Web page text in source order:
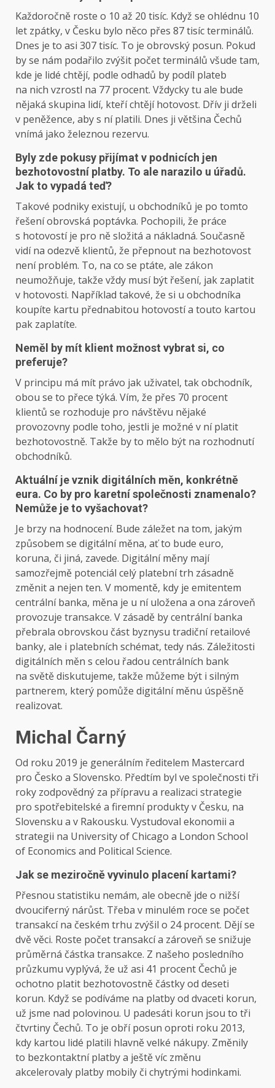
Každoročně roste o 10 až 20 tisíc. Když se ohlédnu 10
let zpátky, v Česku bylo něco přes 87 tisíc terminálů.
Dnes je to asi 307 tisíc. To je obrovský posun. Pokud
by se nám podařilo zvýšit počet terminálů všude tam,
kde je lidé chtějí, podle odhadů by podíl plateb
na nich vzrostl na 77 procent. Vždycky tu ale bude
nějaká skupina lidí, kteří chtějí hotovost. Dřív ji drželi
v peněžence, aby s ní platili. Dnes ji většina Čechů
vnímá jako železnou rezervu.
Byly zde pokusy přijímat v podnicích jen
bezhotovostní platby. To ale narazilo u úřadů.
Jak to vypadá teď?
Takové podniky existují, u obchodníků je po tomto
řešení obrovská poptávka. Pochopili, že práce
s hotovostí je pro ně složitá a nákladná. Současně
vidí na odezvě klientů, že přepnout na bezhotovost
není problém. To, na co se ptáte, ale zákon
neumožňuje, takže vždy musí být řešení, jak zaplatit
v hotovosti. Například takové, že si u obchodníka
koupíte kartu přednabitou hotovostí a touto kartou
pak zaplatíte.
Neměl by mít klient možnost vybrat si, co
preferuje?
V principu má mít právo jak uživatel, tak obchodník,
obou se to přece týká. Vím, že přes 70 procent
klientů se rozhoduje pro návštěvu nějaké
provozovny podle toho, jestli je možné v ní platit
bezhotovostně. Takže by to mělo být na rozhodnutí
obchodníků.
Aktuální je vznik digitálních měn, konkrétně
eura. Co by pro karetní společnosti znamenalo?
Nemůže je to vyšachovat?
Je brzy na hodnocení. Bude záležet na tom, jakým
způsobem se digitální měna, ať to bude euro,
koruna, či jiná, zavede. Digitální měny mají
samozřejmě potenciál celý platební trh zásadně
změnit a nejen ten. V momentě, kdy je emitentem
centrální banka, měna je u ní uložena a ona zároveň
provozuje transakce. V zásadě by centrální banka
přebrala obrovskou část byznysu tradiční retailové
banky, ale i platebních schémat, tedy nás. Záležitosti
digitálních měn s celou řadou centrálních bank
na světě diskutujeme, takže můžeme být i silným
partnerem, který pomůže digitální měnu úspěšně
realizovat.
Michal Čarný
Od roku 2019 je generálním ředitelem Mastercard
pro Česko a Slovensko. Předtím byl ve společnosti tři
roky zodpovědný za přípravu a realizaci strategie
pro spotřebitelské a firemní produkty v Česku, na
Slovensku a v Rakousku. Vystudoval ekonomii a
strategii na University of Chicago a London School
of Economics and Political Science.
Jak se meziročně vyvinulo placení kartami?
Přesnou statistiku nemám, ale obecně jde o nižší
dvouciferný nárůst. Třeba v minulém roce se počet
transakcí na českém trhu zvýšil o 24 procent. Dějí se
dvě věci. Roste počet transakcí a zároveň se snižuje
průměrná částka transakce. Z našeho posledního
průzkumu vyplývá, že už asi 41 procent Čechů je
ochotno platit bezhotovostně částky od deseti
korun. Když se podíváme na platby od dvaceti korun,
už jsme nad polovinou. U padesáti korun jsou to tři
čtvrtiny Čechů. To je obří posun oproti roku 2013,
kdy kartou lidé platili hlavně velké nákupy. Změnily
to bezkontaktní platby a ještě víc změnu
akcelerovaly platby mobily či chytrými hodinkami.